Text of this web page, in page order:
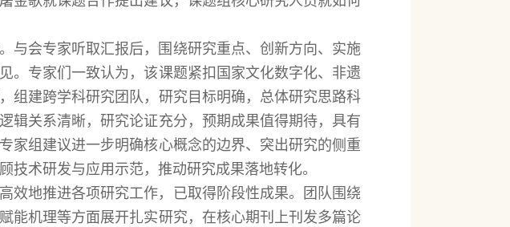
与会专家听取汇报后，围绕研究重点、创新方向、实施
。专家们一致认为，该课题紧扣国家文化数字化、非遗
组建跨学科研究团队，研究目标明确，总体研究思路科
辑关系清晰，研究论证充分，预期成果值得期待，具有
家组建议进一步明确核心概念的边界、突出研究的侧重
技术研发与应用示范，推动研究成果落地转化。
效地推进各项研究工作，已取得阶段性成果。团队围绕
能机理等方面展开扎实研究，在核心期刊上刊发多篇论